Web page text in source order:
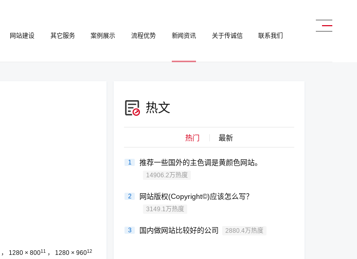
网站建设 其它服务 案例展示 流程优势 新闻资讯 关于传诚信 联系我们
， 1280 × 80011 ， 1280 × 96012
热文
热门 最新
1 推荐一些国外的主色调是黄颜色网站。
14906.2万热度
2 网站版权(Copyright©)应该怎么写？
3149.1万热度
3 国内做网站比较好的公司 2880.4万热度